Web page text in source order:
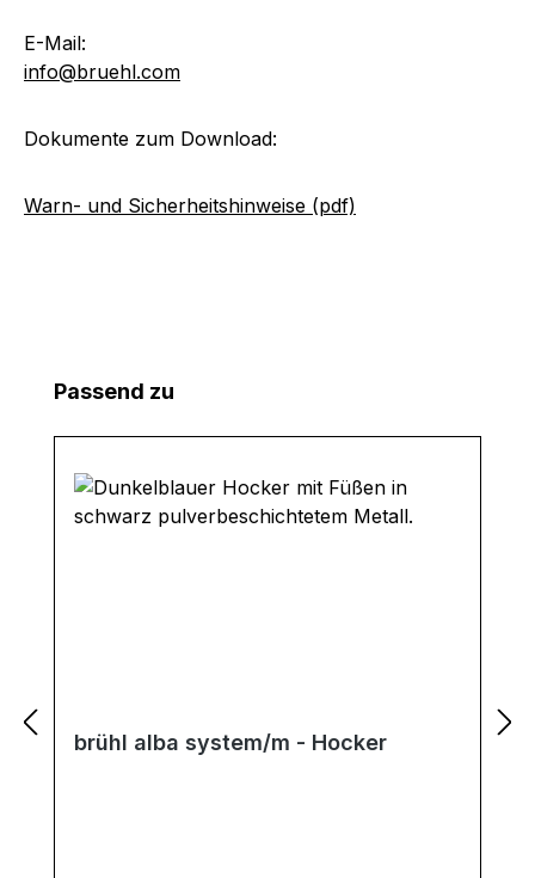
E-Mail:
info@bruehl.com
Dokumente zum Download:
Warn- und Sicherheitshinweise (pdf)
Produktgalerie überspringen
Passend zu
brühl alba system/m - Hocker